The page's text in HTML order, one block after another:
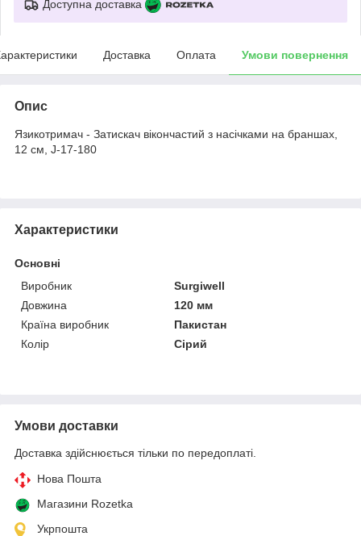
Доступна доставка
Доставка Оплата Умови повернення
Опис
Язикотримач - Затискач вікончастий з насічками на браншах,
12 см, J-17-180
Характеристики
Основні
Виробник
Surgiwell
Довжина
120 мм
Країна виробник
Пакистан
Колір
Сірий
Умови доставки
Доставка здійснюється тільки по передоплаті.
Нова Пошта
Магазини Rozetka
Укрпошта